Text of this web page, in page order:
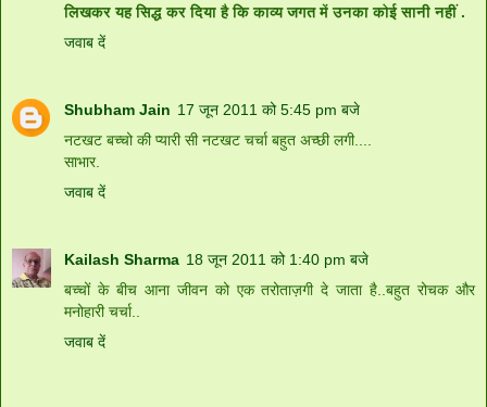
लिखकर यह सिद्ध कर दिया है कि काव्य जगत में उनका कोई सानी नहीं .
जवाब दें
Shubham Jain 17 जून 2011 को 5:45 pm बजे
नटखट बच्चो की प्यारी सी नटखट चर्चा बहुत अच्छी लगी....
साभार.
जवाब दें
Kailash Sharma 18 जून 2011 को 1:40 pm बजे
बच्चों के बीच आना जीवन को एक तरोताज़गी दे जाता है..बहुत रोचक और
मनोहारी चर्चा..
जवाब दें